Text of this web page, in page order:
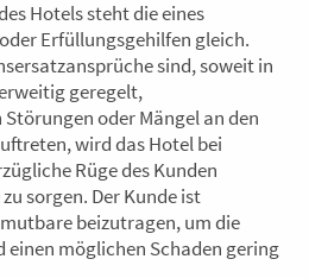
Hotels steht die eines
Erfüllungsgehilfen gleich.
sind, soweit in
geregelt,
oder Mängel an den
wird das Hotel bei
Rüge des Kunden
sorgen. Der Kunde ist
beizutragen, um die
einen möglichen Schaden gering